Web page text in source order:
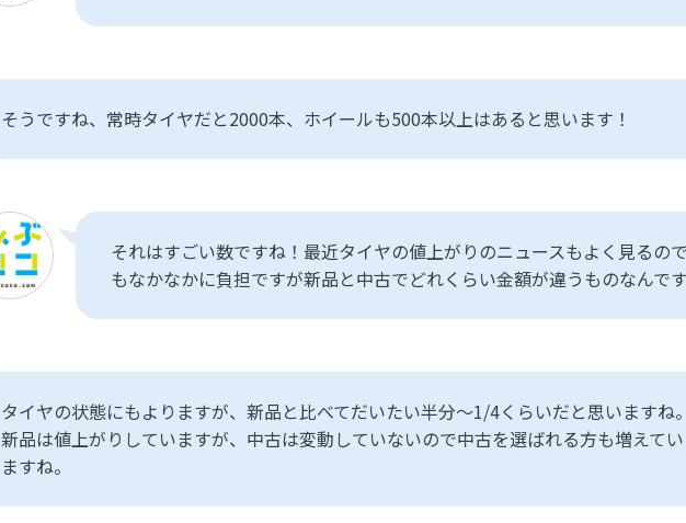
そうですね、常時タイヤだと2000本、ホイールも500本以上はあると思います！
それはすごい数ですね！最近タイヤの値上がりのニュースもよく見るの
もなかなかに負担ですが新品と中古でどれくらい金額が違うものなんで
タイヤの状態にもよりますが、新品と比べてだいたい半分〜1/4くらいだと思いますね。
新品は値上がりしていますが、中古は変動していないので中古を選ばれる方も増えてい
ますね。